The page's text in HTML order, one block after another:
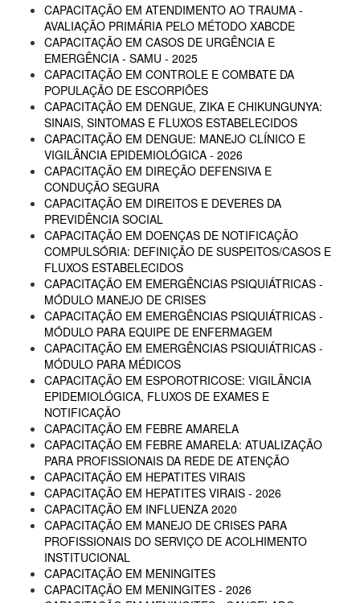
CAPACITAÇÃO EM ATENDIMENTO AO TRAUMA -
AVALIAÇÃO PRIMÁRIA PELO MÉTODO XABCDE
CAPACITAÇÃO EM CASOS DE URGÊNCIA E
EMERGÊNCIA - SAMU - 2025
CAPACITAÇÃO EM CONTROLE E COMBATE DA
POPULAÇÃO DE ESCORPIÕES
CAPACITAÇÃO EM DENGUE, ZIKA E CHIKUNGUNYA:
SINAIS, SINTOMAS E FLUXOS ESTABELECIDOS
CAPACITAÇÃO EM DENGUE: MANEJO CLÍNICO E
VIGILÂNCIA EPIDEMIOLÓGICA - 2026
CAPACITAÇÃO EM DIREÇÃO DEFENSIVA E
CONDUÇÃO SEGURA
CAPACITAÇÃO EM DIREITOS E DEVERES DA
PREVIDÊNCIA SOCIAL
CAPACITAÇÃO EM DOENÇAS DE NOTIFICAÇÃO
COMPULSÓRIA: DEFINIÇÃO DE SUSPEITOS/CASOS E
FLUXOS ESTABELECIDOS
CAPACITAÇÃO EM EMERGÊNCIAS PSIQUIÁTRICAS -
MÓDULO MANEJO DE CRISES
CAPACITAÇÃO EM EMERGÊNCIAS PSIQUIÁTRICAS -
MÓDULO PARA EQUIPE DE ENFERMAGEM
CAPACITAÇÃO EM EMERGÊNCIAS PSIQUIÁTRICAS -
MÓDULO PARA MÉDICOS
CAPACITAÇÃO EM ESPOROTRICOSE: VIGILÂNCIA
EPIDEMIOLÓGICA, FLUXOS DE EXAMES E
NOTIFICAÇÃO
CAPACITAÇÃO EM FEBRE AMARELA
CAPACITAÇÃO EM FEBRE AMARELA: ATUALIZAÇÃO
PARA PROFISSIONAIS DA REDE DE ATENÇÃO
CAPACITAÇÃO EM HEPATITES VIRAIS
CAPACITAÇÃO EM HEPATITES VIRAIS - 2026
CAPACITAÇÃO EM INFLUENZA 2020
CAPACITAÇÃO EM MANEJO DE CRISES PARA
PROFISSIONAIS DO SERVIÇO DE ACOLHIMENTO
INSTITUCIONAL
CAPACITAÇÃO EM MENINGITES
CAPACITAÇÃO EM MENINGITES - 2026